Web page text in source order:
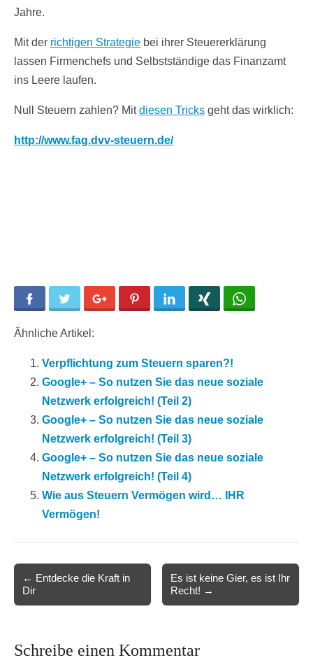
Jahre.
Mit der richtigen Strategie bei ihrer Steuererklärung
lassen Firmenchefs und Selbstständige das Finanzamt
ins Leere laufen.
Null Steuern zahlen? Mitdiesen Tricks geht das wirklich:
http://www.fag.dvv-steuern.de/
Facebook Twitter Google+ Pinterest LinkedIn
Ähnliche Artikel:
Verpflichtung zum Steuern sparen?!
Google+ – So nutzen Sie das neue soziale
Netzwerk erfolgreich! (Teil 2)
Google+ – So nutzen Sie das neue soziale
Netzwerk erfolgreich! (Teil 3)
Google+ – So nutzen Sie das neue soziale
Netzwerk erfolgreich! (Teil 4)
Wie aus Steuern Vermögen wird… IHR
Vermögen!
navigation
← Entdecke die Kraft in
Dir
Es ist keine Gier, es ist Ihr
Recht! →
Schreibe einen Kommentar